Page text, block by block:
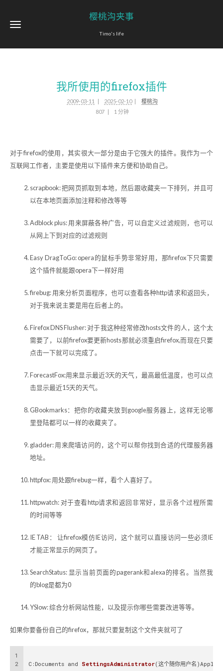
樱桃沟夹事
Timo's life
我所使用的firefox插件
2009-03-11 2025-02-10
樱桃沟
807
1 分钟
对于firefox的使用，其实很大一部分是由于它强大的插件。我作为一个
互联网工作者，主要是使用以下插件来方便和协助自己。
scrapbook: 把网页抓取到本地，然后跟收藏夹一下排列，并且可
以在本地页面添加注释和修改等等
Adblock plus: 用来屏蔽各种广告，可以自定义过滤规则，也可以
从网上下到对应的过滤规则
Easy DragToGo: opera的鼠标手势非常好用，那firefox下只需要
这个插件就能跟opera下一样好用
firebug: 用来分析页面程序，也可以查看各种http请求和返回头，
对于我来说主要是用在后者上的。
Firefox DNS Flusher: 对于我这种经常修改hosts文件的人，这个太
需要了，以前firefox要更新hosts那就必须重启firefox,而现在只要
点击一下就可以完成了。
ForecastFox:用来显示最近3天的天气，最高最低温度，也可以点
击显示最近15天的天气。
GBookmarks：把你的收藏夹放到google服务器上，这样无论哪
里登陆都可以一样的收藏夹了。
gladder: 用来爬墙访问的，这个可以帮你找到合适的代理服务器
地址。
httpfox: 用处跟firebug一样，看个人喜好了。
httpwatch: 对于查看http请求和返回非常好，显示各个过程所需
的时间等等
IE TAB： 让firefox模仿IE访问，这个就可以直接访问一些必须IE
才能正常显示的网页了。
SearchStatus: 显示当前页面的pagerank和alexa的排名。当然我
的blog是都为0
YSlow: 综合分析网站性能，以及提示你哪些需要改进等等。
如果你要备份自己的firefox，那就只要复制这个文件夹就可了
1
2
C:Documents and SettingsAdministrator(这个随你用户名)